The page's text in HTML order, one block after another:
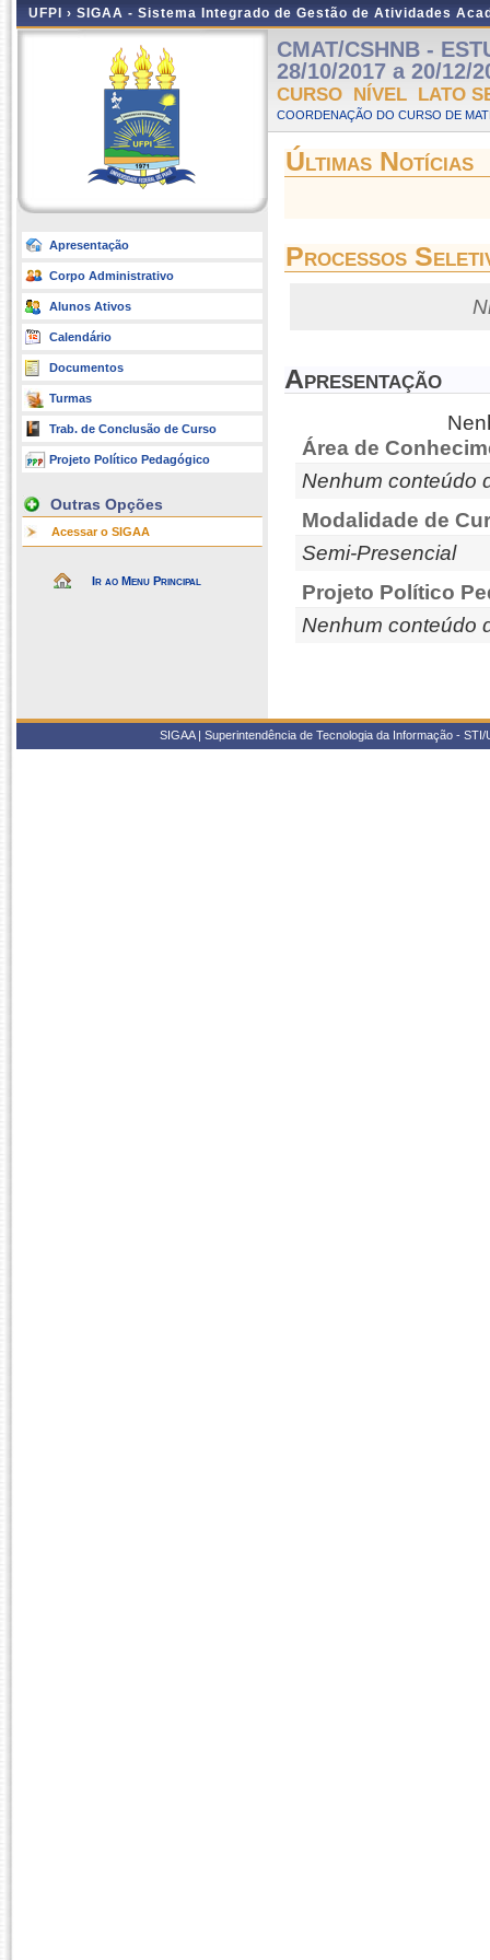
UFPI › SIGAA - Sistema Integrado de Gestão de Atividades
Apresentação
Corpo Administrativo
Alunos Ativos
Calendário
Documentos
Turmas
Trab. de Conclusão de Curso
Projeto Político Pedagógico
Outras Opções
Acessar o SIGAA
Ir ao Menu Principal
CMAT/CSHNB -
28/10/2017 a 20/12/
CURSO NÍVEL LATO
COORDENAÇÃO DO CURSO DE
Últimas Notícias
Processos
Apresentação
Área de
Nenhum conteúdo
Modalidade de
Semi-Presencial
Projeto Político
Nenhum conteúdo
SIGAA | Superintendência de Tecnologia da Informação -